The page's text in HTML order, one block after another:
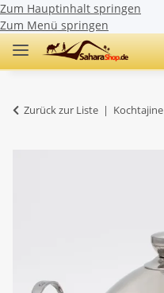
Zum Hauptinhalt springen
Zum Menü springen
Zurück zur Liste Kochtajine